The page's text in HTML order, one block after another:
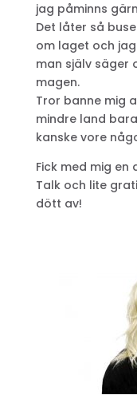
jag påminns
Det låter så
om laget och
man själv säger
magen.
Tror banne mig
mindre land
kanske vore
Fick med mig en
Talk och lite
dött av!